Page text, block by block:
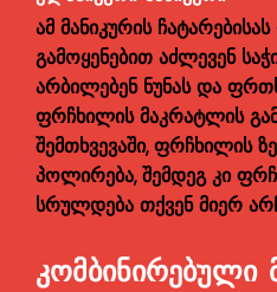
ამ მანიკურის
გამოყენებით აძლევენ
არბილებენ ნუნას და
ფრჩხილის მაკრატლის
შემთხვევაში, ფრჩხილის
პოლირება, შემდეგ კი
სრულდება თქვენ მიერ
ᲙᲝᲛᲑᲘᲜᲘᲠᲔᲑᲣᲚᲘ